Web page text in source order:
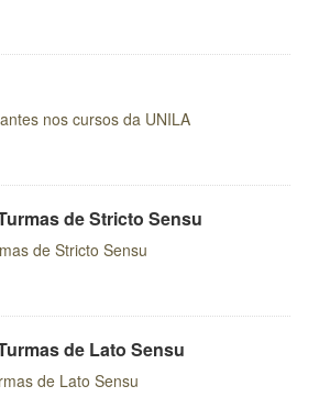
nos cursos da UNILA
de Stricto Sensu
de Stricto Sensu
de Lato Sensu
de Lato Sensu